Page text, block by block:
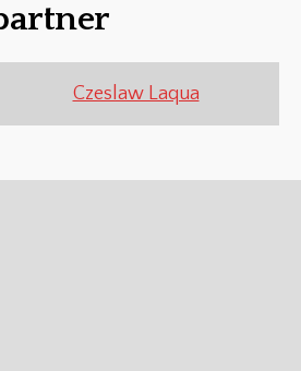
Czeslaw Laqua